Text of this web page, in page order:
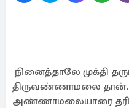
நினைத்தாலே முக்தி
திருவண்ணாமலை
அண்ணாமலையாரை